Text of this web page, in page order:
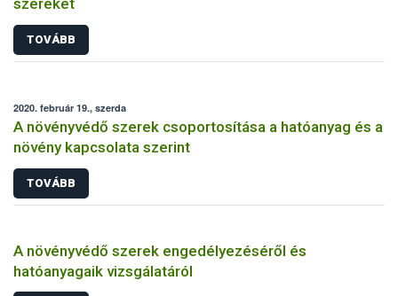
szereket
TOVÁBB
2020. február 19., szerda
A növényvédő szerek csoportosítása a hatóanyag és a
növény kapcsolata szerint
TOVÁBB
A növényvédő szerek engedélyezéséről és
hatóanyagaik vizsgálatáról